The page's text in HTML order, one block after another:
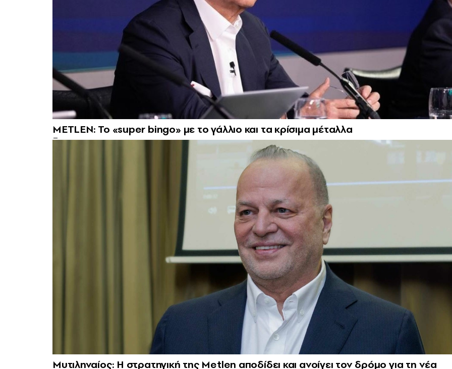
METLEN: Το «super bingo» με το γάλλιο και τα κρίσιμα μέταλλα
Μυτιληναίος: Η στρατηγική της Metlen αποδίδει και ανοίγει τον δρόμο για τη νέα